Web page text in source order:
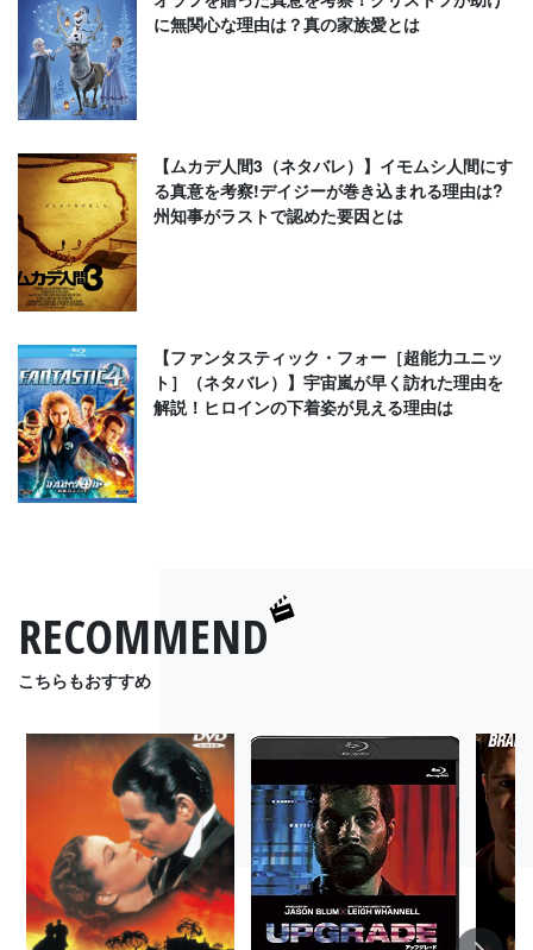
に無関心な理由は？真の家族愛とは
【ムカデ人間3（ネタバレ）】イモムシ人間にす
る真意を考察!デイジーが巻き込まれる理由は?
州知事がラストで認めた要因とは
【ファンタスティック・フォー［超能力ユニッ
ト］（ネタバレ）】宇宙嵐が早く訪れた理由を
解説！ヒロインの下着姿が見える理由は
RECOMMEND
こちらもおすすめ